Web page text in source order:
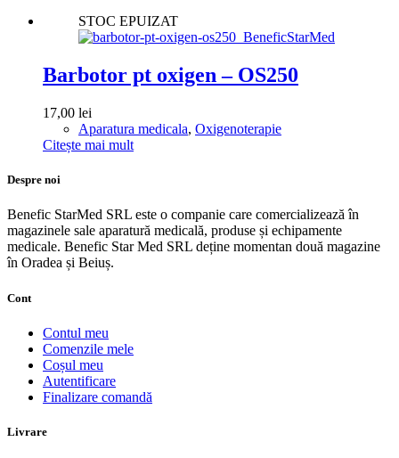
STOC EPUIZAT
Barbotor pt oxigen – OS250
17,00 lei
Aparatura medicala, Oxigenoterapie
Citește mai mult
Despre noi
Benefic StarMed SRL este o companie care comercializează în
magazinele sale aparatură medicală, produse și echipamente
medicale. Benefic Star Med SRL deține momentan două magazine
în Oradea și Beiuș.
Cont
Contul meu
Comenzile mele
Coșul meu
Autentificare
Finalizare comandă
Livrare